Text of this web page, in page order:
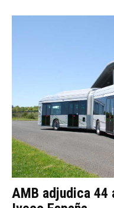
AMB adjudica 44